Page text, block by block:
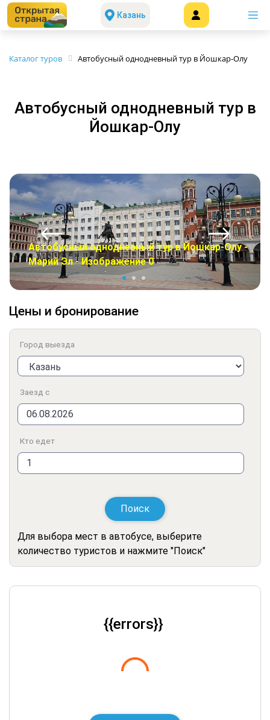
Казань
Каталог туров Автобусный однодневный тур в Йошкар-Олу
Автобусный однодневный тур в
Йошкар-Олу
Автобусный однодневный тур в Йошкар-Олу -
Марий Эл - Изображение 0
Цены и бронирование
Город выезда
Заезд с
Кто едет
Поиск
Для выбора мест в автобусе, выберите
количество туристов и нажмите "Поиск"
{{errors}}